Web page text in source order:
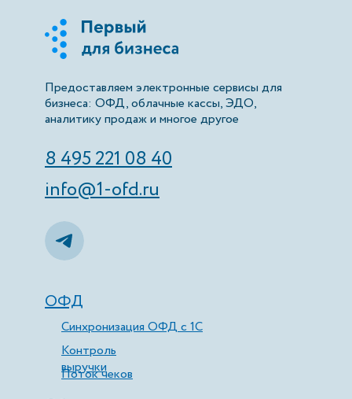
Предоставляем электронные сервисы для
бизнеса: ОФД, облачные кассы, ЭДО,
аналитику продаж и многое другое
8 495 221 08 40
info@1-ofd.ru
Синхронизация ОФД с 1С
Контроль
выручки
Поток чеков
ОФД